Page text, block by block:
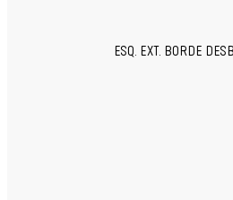
ESQ. EXT. BORDE